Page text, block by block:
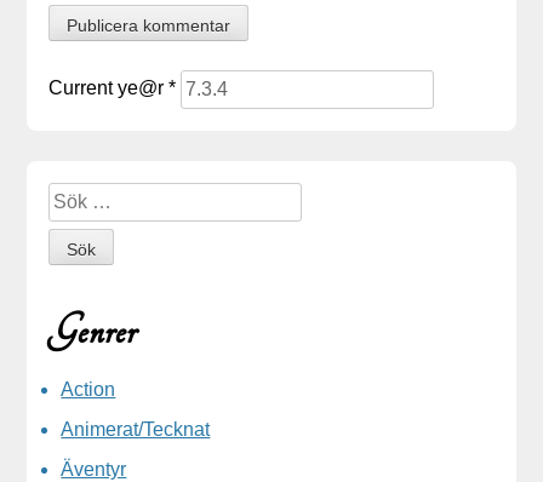
Current ye@r*
Sidopanel
Sök efter:
Genrer
Action
Animerat/Tecknat
Äventyr